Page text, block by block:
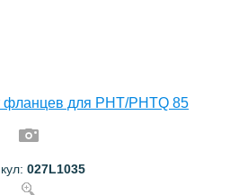
фланцев для PHT/PHTQ 85
027L1035